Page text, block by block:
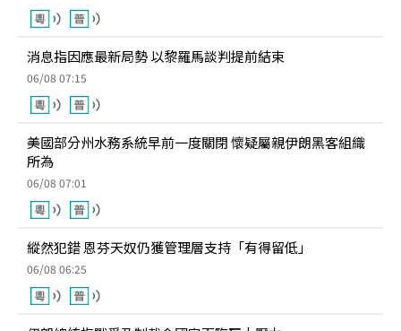
消息指因應最新局勢 以黎羅馬談判提前結束
06/08 07:15
美國部分州水務系統早前一度關閉 懷疑屬親伊朗黑客組織
所為
06/08 07:01
縱然犯錯 恩芬天奴仍獲管理層支持「有得留低」
06/08 06:25